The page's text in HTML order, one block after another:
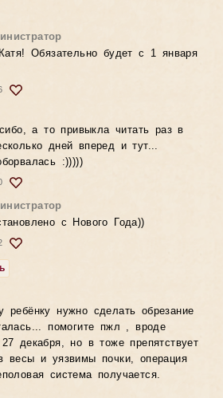
Обязательно будет с 1 января
а то привыкла читать раз в
дней вперед и тут...
:)))))
с Нового Года))
ребёнку нужно сделать обрезание
помогите пжл , вроде
декабря, но в тоже препятствует
весы и уязвимы почки, операция
система получается.